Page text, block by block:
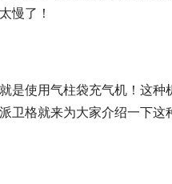
慢了！
是使用气柱袋充气机！这种
卫格就来为大家介绍一下这